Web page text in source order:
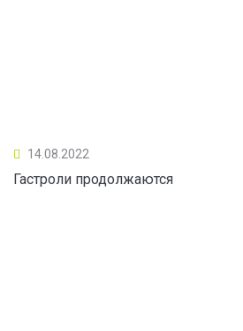
14.08.2022
Гастроли продолжаются